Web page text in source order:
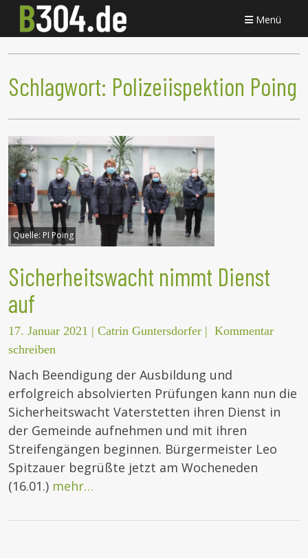
Menü
Schlagwort: Polizeiispektion Poing
Quelle: PI Poing
Sicherheitswacht nimmt Dienst
auf
17. Januar 2021 | Catrin Guntersdorfer | Kommentar
schreiben
Nach Beendigung der Ausbildung und
erfolgreich absolvierten Prüfungen kann nun die
Sicherheitswacht Vaterstetten ihren Dienst in
der Gemeinde aufnehmen und mit ihren
Streifengängen beginnen. Bürgermeister Leo
Spitzauer begrüßte jetzt am Wocheneden
(16.01.) mehr…